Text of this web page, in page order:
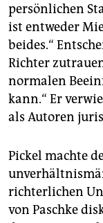
persönlichen
ist entweder
beides.“
Richter
normalen
kann.“ Er
als Autoren
Pickel machte
richterlichen
von Paschke